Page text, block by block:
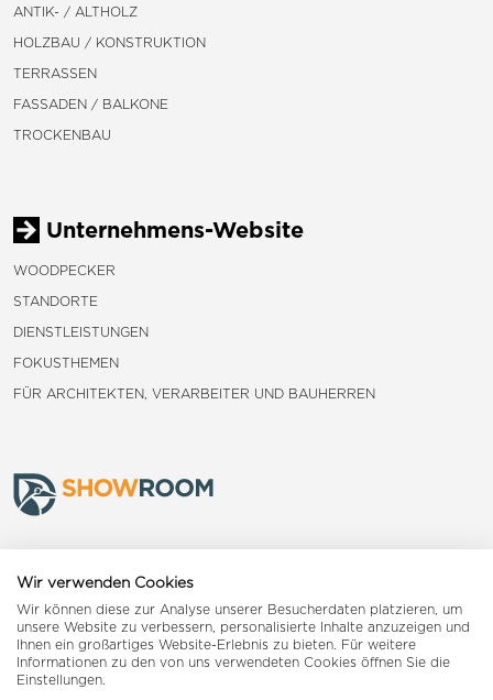
ANTIK- / ALTHOLZ
HOLZBAU / KONSTRUKTION
TERRASSEN
FASSADEN / BALKONE
TROCKENBAU
Unternehmens-Website
WOODPECKER
STANDORTE
DIENSTLEISTUNGEN
FOKUSTHEMEN
FÜR ARCHITEKTEN, VERARBEITER UND BAUHERREN
Landquart
Reiden
Wir verwenden Cookies
Wir können diese zur Analyse unserer Besucherdaten platzieren, um
unsere Website zu verbessern, personalisierte Inhalte anzuzeigen und
Ihnen ein großartiges Website-Erlebnis zu bieten. Für weitere
Informationen zu den von uns verwendeten Cookies öffnen Sie die
Einstellungen.